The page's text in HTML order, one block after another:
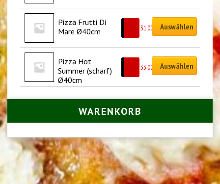
Pizza Frutti Di
Mare Ø40cm
31.00 Auswählen
Pizza Hot
Summer (scharf)
Ø40cm
33.00 Auswählen
WARENKORB